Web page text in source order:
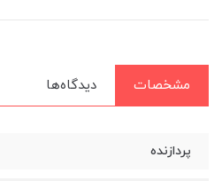
مشخصات دیدگاه‌ها
پردازنده